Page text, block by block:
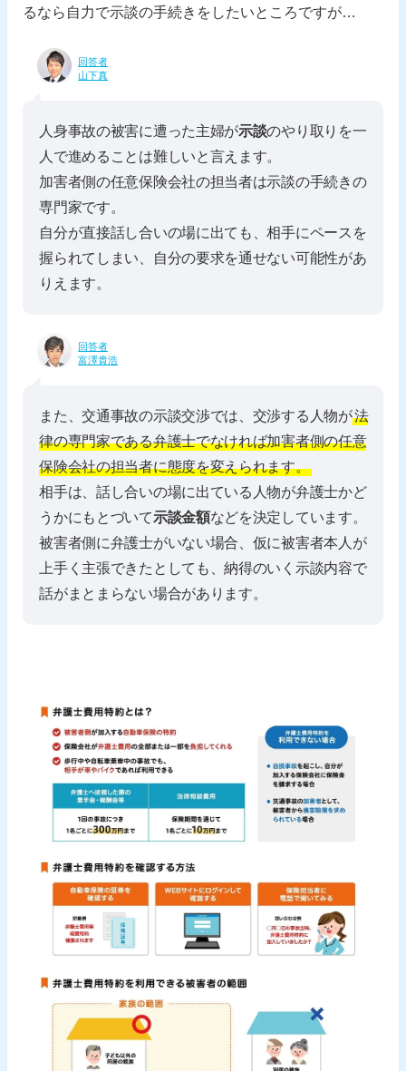
るなら自力で示談の手続きをしたいところですが…
回答者
山下真
人身事故の被害に遭った主婦が示談のやり取りを一
人で進めることは難しいと言えます。
加害者側の任意保険会社の担当者は示談の手続きの
専門家です。
自分が直接話し合いの場に出ても、相手にペースを
握られてしまい、自分の要求を通せない可能性があ
りえます。
回答者
富澤貴浩
また、交通事故の示談交渉では、交渉する人物が法
律の専門家である弁護士でなければ加害者側の任意
保険会社の担当者に態度を変えられます。
相手は、話し合いの場に出ている人物が弁護士かど
うかにもとづいて示談金額などを決定しています。
被害者側に弁護士がいない場合、仮に被害者本人が
上手く主張できたとしても、納得のいく示談内容で
話がまとまらない場合があります。